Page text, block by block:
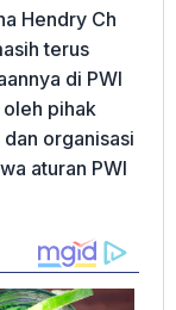
Hendry Ch
terus
di PWI
pihak
organisasi
aturan PWI